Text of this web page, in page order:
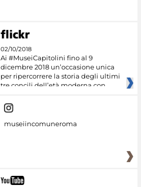
02/10/2018
Ai #MuseiCapitolini fino al 9
dicembre 2018 un’occasione unica
per ripercorrere la storia degli ultimi
tre concili dell’età moderna con
museiincomuneroma